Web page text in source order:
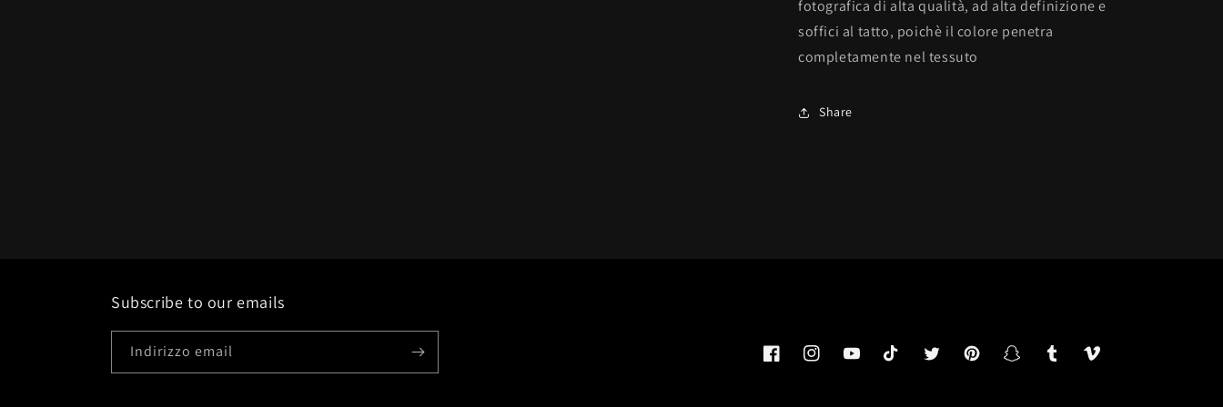
fotografica di alta qualità, ad alta definizione e
soffici al tatto, poichè il colore penetra
completamente nel tessuto
Share
Subscribe to our emails
Indirizzo email
FacebookInstagramYouTubeTikTok TwitterPinterestSnapchatTumblr Vimeo